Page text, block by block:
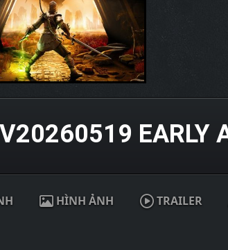
EARLY
HÌNH ẢNH TRAILER